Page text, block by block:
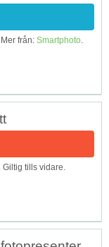
från: Smartphoto.
. Giltig tills vidare.